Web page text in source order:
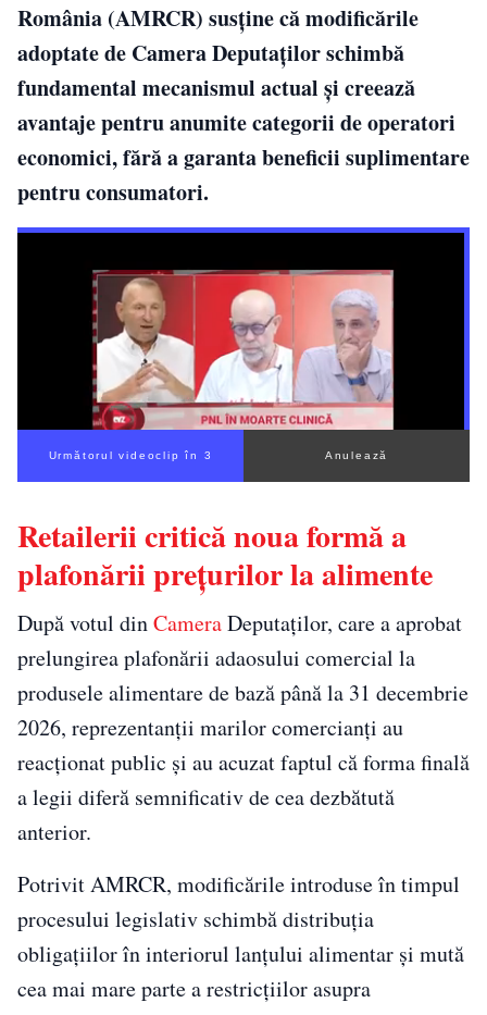
România (AMRCR) susține că modificările
adoptate de Camera Deputaților schimbă
fundamental mecanismul actual și creează
avantaje pentru anumite categorii de operatori
economici, fără a garanta beneficii suplimentare
pentru consumatori.
Următorul videoclip în 2 Anulează
Retailerii critică noua formă a
plafonării prețurilor la alimente
După votul dinCameraDeputaților, care a aprobat
prelungirea plafonării adaosului comercial la
produsele alimentare de bază până la 31 decembrie
2026, reprezentanții marilor comercianți au
reacționat public și au acuzat faptul că forma finală
a legii diferă semnificativ de cea dezbătută
anterior.
Potrivit AMRCR, modificările introduse în timpul
procesului legislativ schimbă distribuția
obligațiilor în interiorul lanțului alimentar și mută
cea mai mare parte a restricțiilor asupra